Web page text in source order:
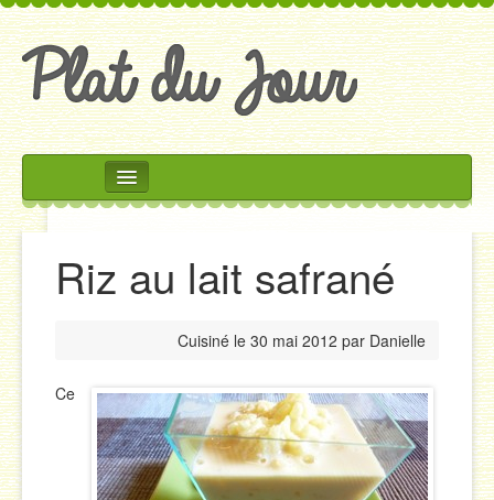
Rechercher
Accueil
Accompagnements
Entrées
Salades
Riz au lait safrané
Cuisiné le 30 mai 2012 par Danielle
Ce